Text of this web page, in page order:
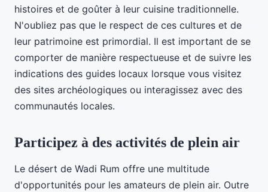
histoires et de goûter à leur cuisine traditionnelle.
N'oubliez pas que le respect de ces cultures et de
leur patrimoine est primordial. Il est important de se
comporter de manière respectueuse et de suivre les
indications des guides locaux lorsque vous visitez
des sites archéologiques ou interagissez avec des
communautés locales.
Participez à des activités de plein air
Le désert de Wadi Rum offre une multitude
d'opportunités pour les amateurs de plein air. Outre